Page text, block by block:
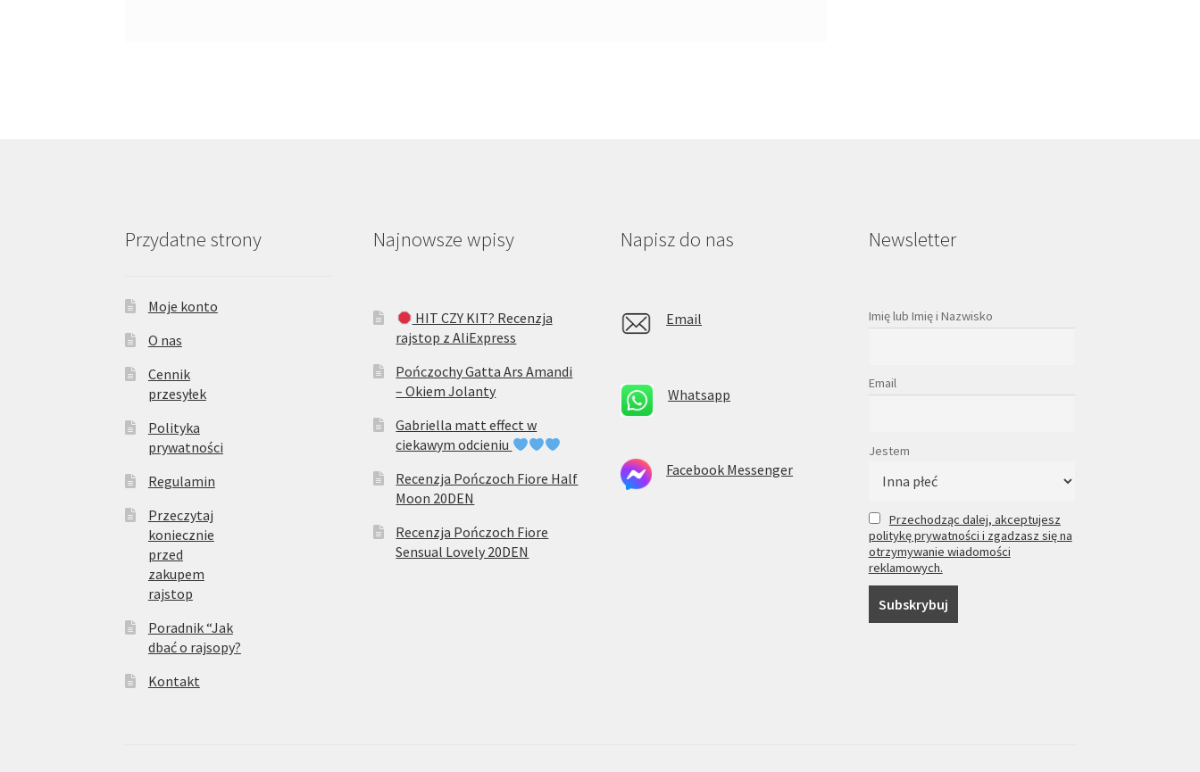
Przydatne strony
Moje konto
O nas
Cennik
przesyłek
Polityka
prywatności
Regulamin
Przeczytaj
koniecznie
przed
zakupem
rajstop
Poradnik “Jak
dbać o rajsopy?
Kontakt
Najnowsze wpisy
HIT CZY KIT? Recenzja
rajstop z AliExpress
Pończochy Gatta Ars Amandi
– Okiem Jolanty
Gabriella matt effect w
ciekawym odcieniu
Recenzja Pończoch Fiore Half
Moon 20DEN
Recenzja Pończoch Fiore
Sensual Lovely 20DEN
Napisz do nas
Email
Whatsapp
Facebook Messenger
Newsletter
Imię lub Imię i Nazwisko
Email
Jestem
Przechodząc dalej, akceptujesz
politykę prywatności i zgadzasz się na
otrzymywanie wiadomości
reklamowych.